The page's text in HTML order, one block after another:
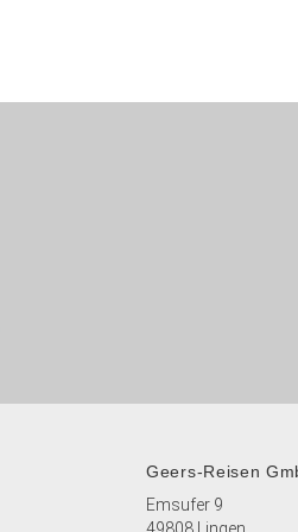
Geers-Reisen
Emsufer 9